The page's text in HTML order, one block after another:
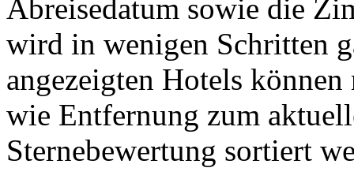
Abreisedatum sowie die
wird in wenigen Schritten
angezeigten Hotels
wie Entfernung zum
Sternebewertung sortiert